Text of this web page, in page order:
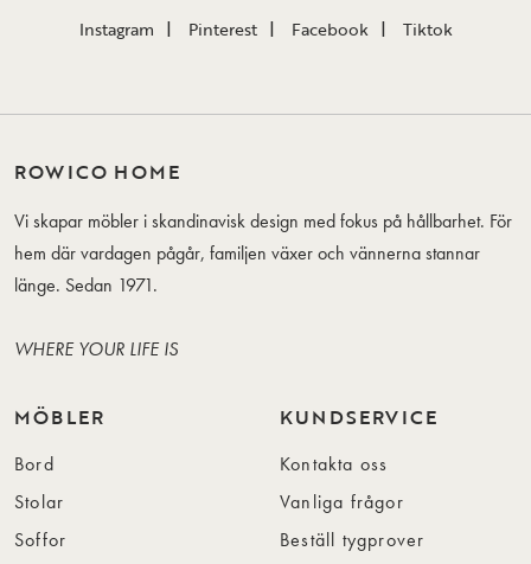
Instagram Pinterest Facebook Tiktok
ROWICO HOME
Vi skapar möbler i skandinavisk design med fokus på hållbarhet. För
hem där vardagen pågår, familjen växer och vännerna stannar
länge. Sedan 1971.
WHERE YOUR LIFE IS
MÖBLER
Bord
Stolar
Soffor
KUNDSERVICE
Kontakta oss
Vanliga frågor
Beställ tygprover